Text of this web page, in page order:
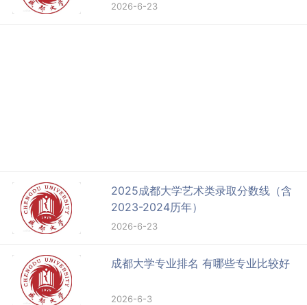
2026-6-23
2025成都大学艺术类录取分数线（含
2023-2024历年）
2026-6-23
成都大学专业排名 有哪些专业比较好
2026-6-3